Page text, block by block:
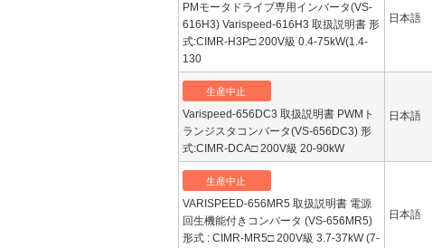
PMモータドライブ専用インバータ(VS-
616H3) Varispeed-616H3 取扱説明書 形
式:CIMR-H3P□ 200V級 0.4-75kW(1.4-
130
日本語
生産中止
Varispeed-656DC3 取扱説明書 PWMト
ランジスタコンバータ(VS-656DC3) 形
式:CIMR-DCA□ 200V級 20-90kW
日本語
生産中止
VARISPEED-656MR5 取扱説明書 電源
回生機能付きコンバータ (VS-656MR5)
形式 : CIMR-MR5□ 200V級 3.7-37kW (7-
日本語